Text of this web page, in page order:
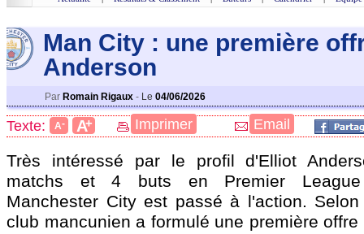
Man City : une première
Anderson
Par Romain Rigaux - Le 04/06/2026
Texte: A- A+ Imprimer Email
Très intéressé par le profil d'Elliot
matchs et 4 buts en Premier
Manchester City est passé à l'action.
club mancunien a formulé une première